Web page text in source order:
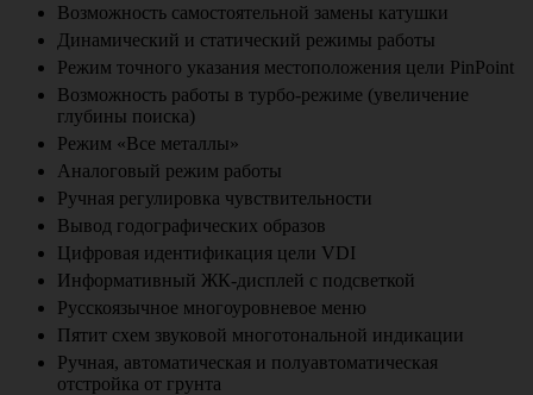
Возможность самостоятельной замены катушки
Динамический и статический режимы работы
Режим точного указания местоположения цели PinPoint
Возможность работы в турбо-режиме (увеличение
глубины поиска)
Режим «Все металлы»
Аналоговый режим работы
Ручная регулировка чувствительности
Вывод годографических образов
Цифровая идентификация цели VDI
Информативный ЖК-дисплей с подсветкой
Русскоязычное многоуровневое меню
Пятит схем звуковой многотональной индикации
Ручная, автоматическая и полуавтоматическая
отстройка от грунта